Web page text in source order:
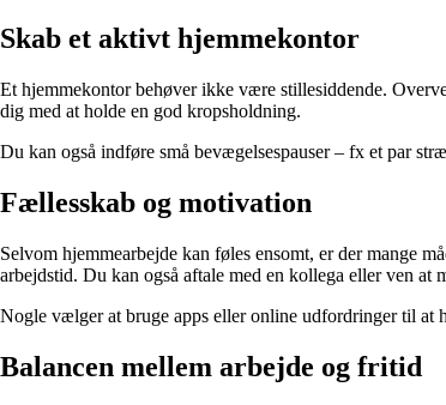
Skab et aktivt hjemmekontor
Et hjemmekontor behøver ikke være stillesiddende.
dig med at holde en god kropsholdning.
Du kan også indføre små bevægelsespauser – fx et par
Fællesskab og motivation
Selvom hjemmearbejde kan føles ensomt, er der mange
arbejdstid. Du kan også aftale med en kollega eller ven
Nogle vælger at bruge apps eller online udfordringer til
Balancen mellem arbejde og fritid